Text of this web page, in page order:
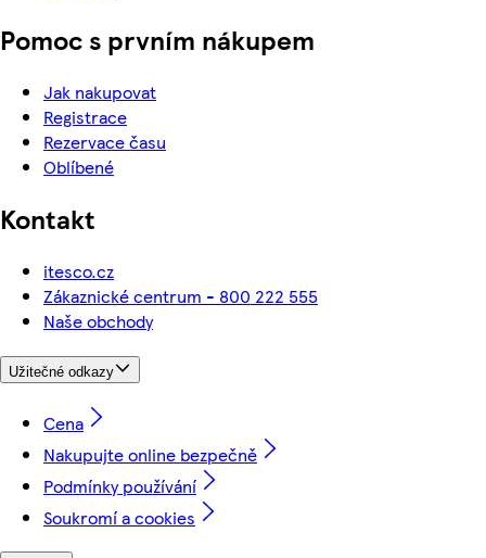
Pomoc s prvním nákupem
Jak nakupovat
Registrace
Rezervace času
Oblíbené
Kontakt
itesco.cz
Zákaznické centrum - 800 222 555
Naše obchody
Užitečné odkazy
Cena
Nakupujte online bezpečně
Podmínky používání
Soukromí a cookies